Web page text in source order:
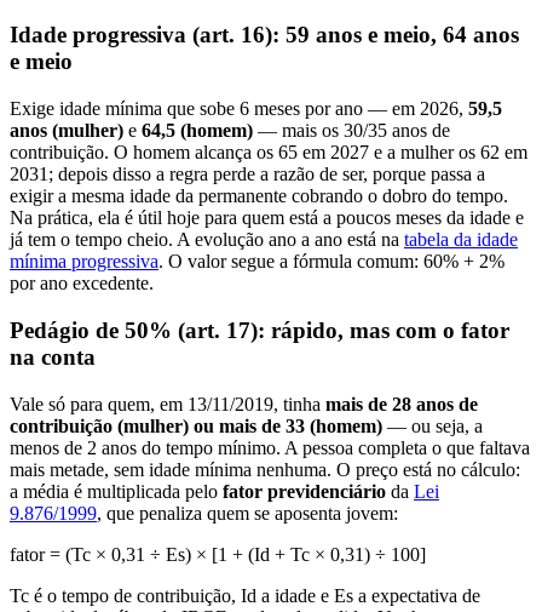
Idade progressiva (art. 16): 59 anos e meio, 64 anos
e meio
Exige idade mínima que sobe 6 meses por ano — em 2026, 59,5
anos (mulher) e 64,5 (homem) — mais os 30/35 anos de
contribuição. O homem alcança os 65 em 2027 e a mulher os 62 em
2031; depois disso a regra perde a razão de ser, porque passa a
exigir a mesma idade da permanente cobrando o dobro do tempo.
Na prática, ela é útil hoje para quem está a poucos meses da idade e
já tem o tempo cheio. A evolução ano a ano está na tabela da idade
mínima progressiva. O valor segue a fórmula comum: 60% + 2%
por ano excedente.
Pedágio de 50% (art. 17): rápido, mas com o fator
na conta
Vale só para quem, em 13/11/2019, tinha mais de 28 anos de
contribuição (mulher) ou mais de 33 (homem) — ou seja, a
menos de 2 anos do tempo mínimo. A pessoa completa o que faltava
mais metade, sem idade mínima nenhuma. O preço está no cálculo:
a média é multiplicada pelo fator previdenciário da Lei
9.876/1999, que penaliza quem se aposenta jovem:
fator = (Tc × 0,31 ÷ Es) × [1 + (Id + Tc × 0,31) ÷ 100]
Tc é o tempo de contribuição, Id a idade e Es a expectativa de